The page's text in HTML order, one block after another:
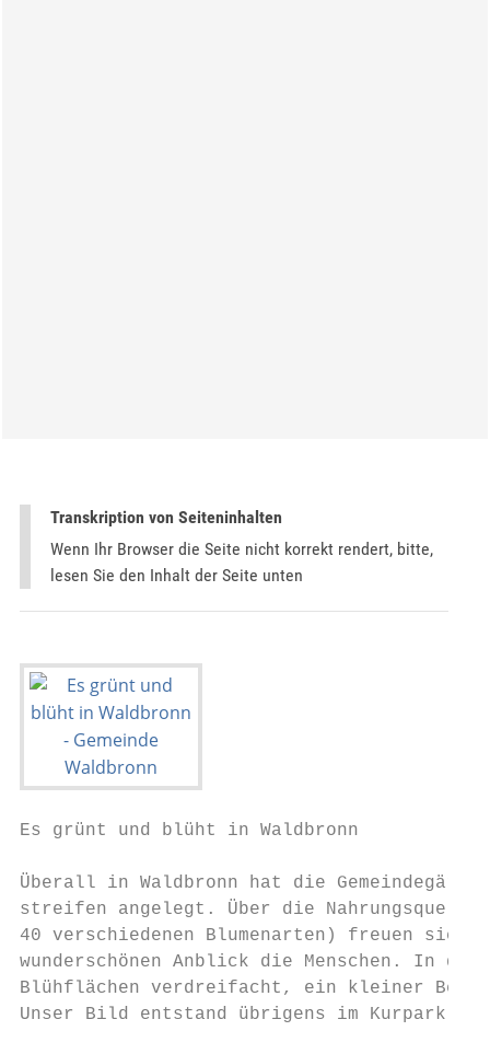
Transkription von Seiteninhalten
Wenn Ihr Browser die Seite nicht korrekt rendert, bitte,
lesen Sie den Inhalt der Seite unten
Es grünt und blüht in Waldbronn
Überall in Waldbronn hat die
streifen angelegt. Über die
40 verschiedenen Blumenarten) freuen sich
wunderschönen Anblick die Menschen. In
Blühflächen verdreifacht, ein kleiner
Unser Bild entstand übrigens im Kurpark.